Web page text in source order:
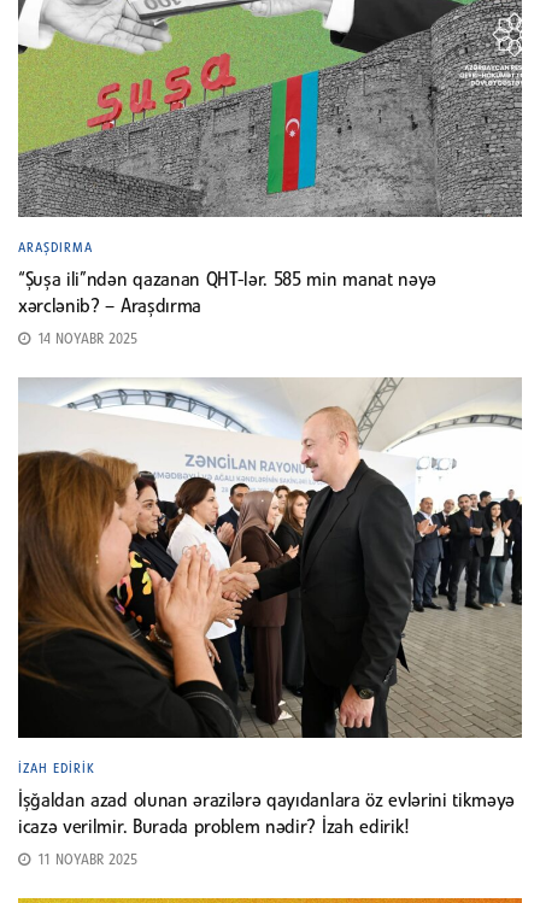
ARAŞDIRMA
“Şuşa ili”ndən qazanan QHT-lər. 585 min manat nəyə
xərclənib? – Araşdırma
14 NOYABR 2025
İZAH EDIRIK
İşğaldan azad olunan ərazilərə qayıdanlara öz evlərini tikməyə
icazə verilmir. Burada problem nədir? İzah edirik!
11 NOYABR 2025